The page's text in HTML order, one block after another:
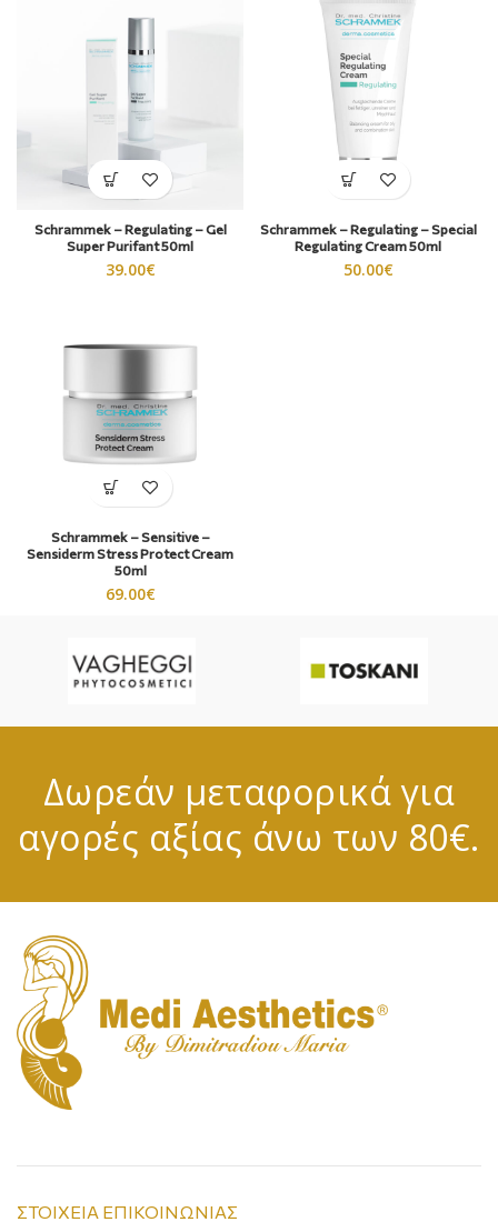
Schrammek – Regulating – Gel
Super Purifant 50ml
39.00€
Schrammek – Regulating – Special
Regulating Cream 50ml
50.00€
Schrammek – Sensitive –
Sensiderm Stress Protect Cream
50ml
69.00€
Δωρεάν μεταφορικά για
αγορές αξίας άνω των 80€.
ΣΤΟΙΧΕΙΑ ΕΠΙΚΟΙΝΩΝΙΑΣ